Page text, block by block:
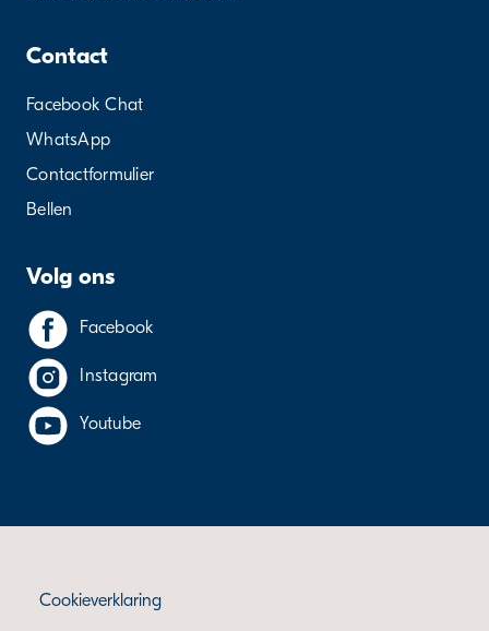
Contact
Facebook Chat
WhatsApp
Contactformulier
Bellen
Volg ons
Facebook
Instagram
Youtube
Cookieverklaring